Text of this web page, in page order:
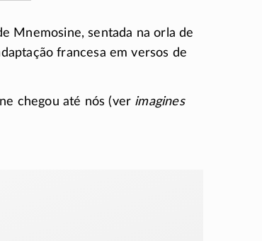
Mnemosine, sentada na orla de
francesa em versos de
chegou até nós (ver imagines